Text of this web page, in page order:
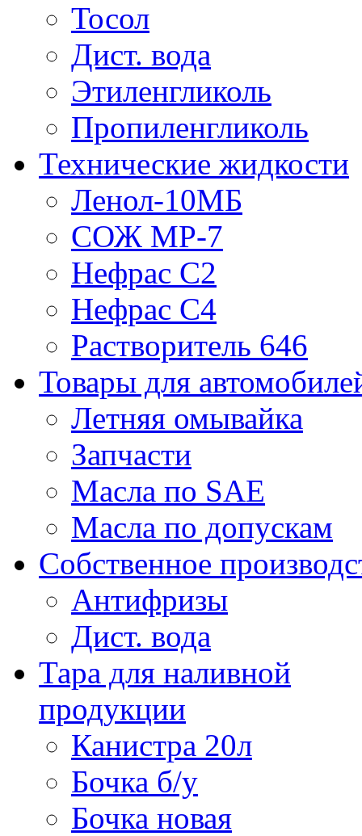
Тосол
Дист. вода
Этиленгликоль
Пропиленгликоль
Технические жидкости
Ленол-10МБ
СОЖ МР-7
Нефрас С2
Нефрас С4
Растворитель 646
Товары для
Летняя омывайка
Запчасти
Масла по SAE
Масла по допускам
Собственное
Антифризы
Дист. вода
Тара для наливной
продукции
Канистра 20л
Бочка б/у
Бочка новая